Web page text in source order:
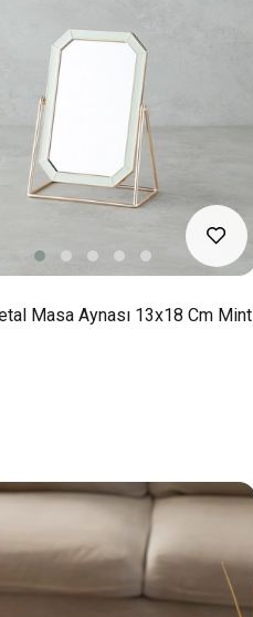
Masa Aynası 13x18 Cm Mint